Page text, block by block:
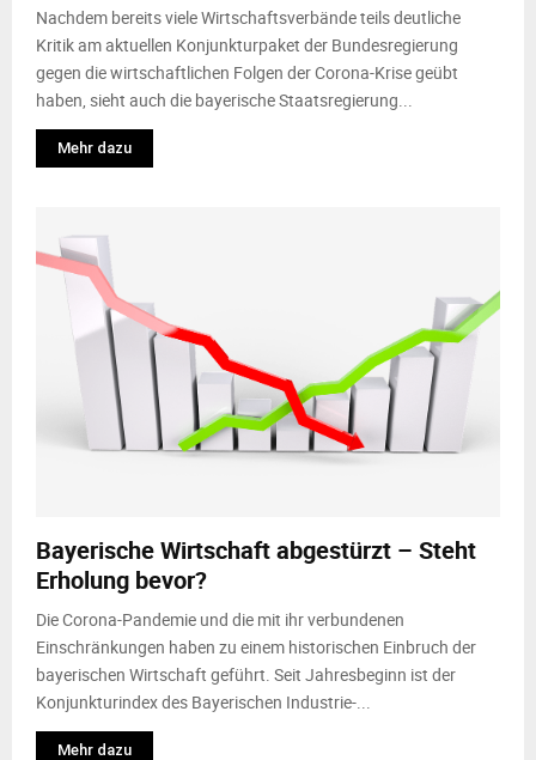
Nachdem bereits viele Wirtschaftsverbände teils deutliche
Kritik am aktuellen Konjunkturpaket der Bundesregierung
gegen die wirtschaftlichen Folgen der Corona-Krise geübt
haben, sieht auch die bayerische Staatsregierung...
Mehr dazu
Bayerische Wirtschaft abgestürzt – Steht
Erholung bevor?
Die Corona-Pandemie und die mit ihr verbundenen
Einschränkungen haben zu einem historischen Einbruch der
bayerischen Wirtschaft geführt. Seit Jahresbeginn ist der
Konjunkturindex des Bayerischen Industrie-...
Mehr dazu